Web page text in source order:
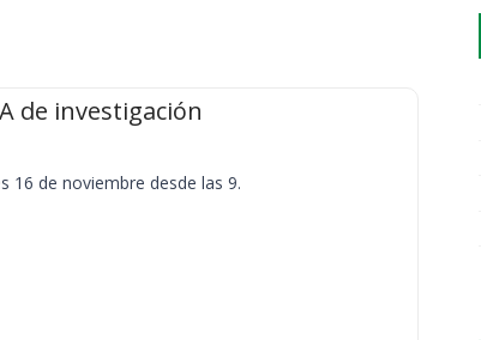
de investigación
16 de noviembre desde las 9.